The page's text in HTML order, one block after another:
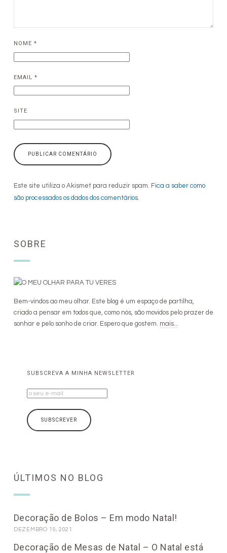
NOME *
EMAIL *
SITE
Este site utiliza o Akismet para reduzir spam. Fica a saber como
são processados os dados dos comentários.
SOBRE
Bem-vindos ao meu olhar. Este blog é um espaço de partilha,
criado a pensar em todos que, como nós, são movidos pelo prazer de
sonhar e pelo sonho de criar. Espero que gostem. mais...
SUBSCREVA A MINHA NEWSLETTER
ÚLTIMOS NO BLOG
Decoração de Bolos – Em modo Natal!
DEZEMBRO 19, 2021
Decoração de Mesas de Natal – O Natal está